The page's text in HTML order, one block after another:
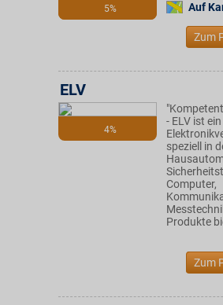
5%
Auf
Zum
4%
ELV
- ELV ist ein
speziell in
Computer,
Produkte
Zum